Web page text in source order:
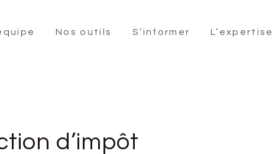
Nos outils S’informer L’expertise
d’impôt